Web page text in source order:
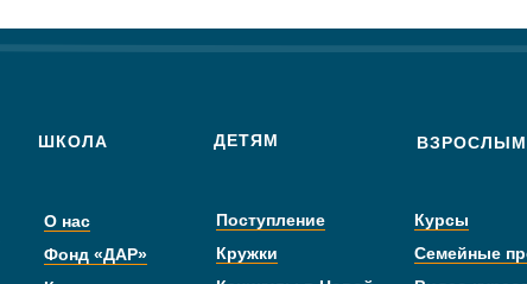
ШКОЛА ДЕТЯМ ВЗРОСЛЫМ
О нас
Фонд «ДАР»
Поступление
Кружки
Курсы
Семейные